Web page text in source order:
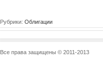
Рубрики: Облигации
Все права защищены © 2011-2013